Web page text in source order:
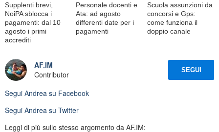
Supplenti brevi,
NoiPA sblocca i
pagamenti: dal 10
agosto i primi
accrediti
Personale docenti e
Ata: ad agosto
differenti date per i
pagamenti
Scuola assunzioni da
concorsi e Gps:
come funziona il
doppio canale
AF.IM
Contributor
SEGUI
Segui Andrea su Facebook
Segui Andrea su Twitter
Leggi di più sullo stesso argomento da AF.IM: